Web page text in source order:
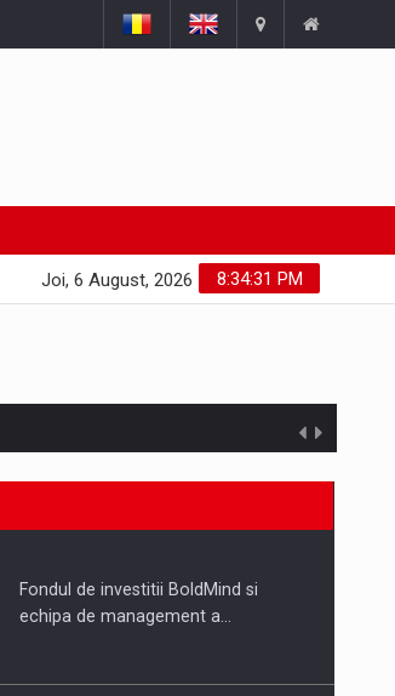
8:34:32 PM
Joi, 6 August, 2026
Fondul de investitii BoldMind si
echipa de management a…